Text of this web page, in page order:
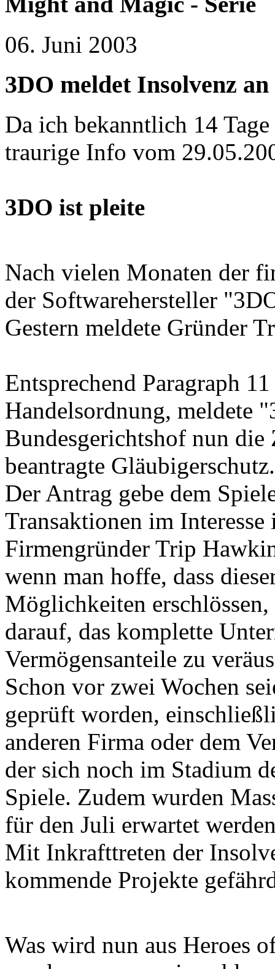
06. Juni 2003
3DO meldet Insolvenz an
Da ich bekanntlich 14
traurige Info vom
3DO ist pleite
Nach vielen Monaten der
der Softwarehersteller
Gestern meldete Gründer
Entsprechend Paragraph
Handelsordnung, meldete
Bundesgerichtshof nun
beantragte Gläubigerschutz.
Der Antrag gebe dem
Transaktionen im
Firmengründer Trip
wenn man hoffe, dass
Möglichkeiten
darauf, das komplette
Vermögensanteile zu
Schon vor zwei Wochen
geprüft worden,
anderen Firma oder dem
der sich noch im Stadium
Spiele. Zudem wurden
für den Juli erwartet
Mit Inkrafttreten der
kommende Projekte
Was wird nun aus Heroes